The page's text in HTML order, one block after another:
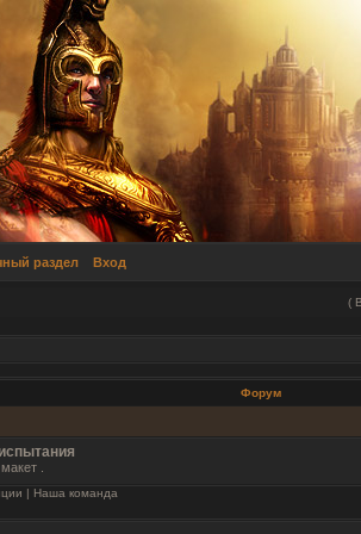
раздел Вход
(
Форум
.
| Наша команда